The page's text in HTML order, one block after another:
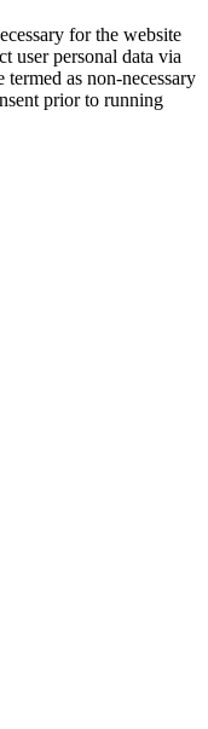
for the website
user personal data via
termed as non-necessary
prior to running